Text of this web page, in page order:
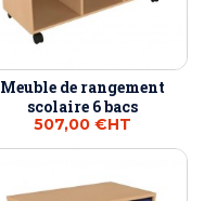
Meuble de rangement
scolaire 6 bacs
507,00 €HT